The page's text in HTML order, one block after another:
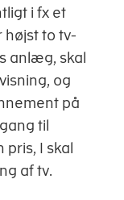
i fx et
to tv-
anlæg, skal
og
på
til
pris, I skal
af tv.